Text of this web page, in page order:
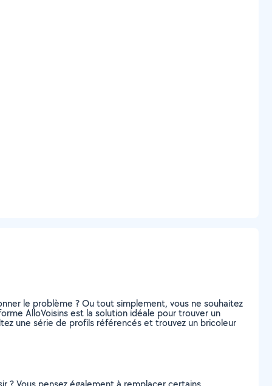
le problème ? Ou tout simplement, vous ne souhaitez
AlloVoisins est la solution idéale pour trouver un
une série de profils référencés et trouvez un bricoleur